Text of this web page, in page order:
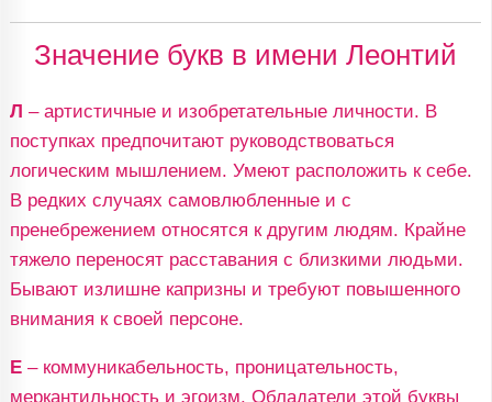
Значение букв в имени Леонтий
Л – артистичные и изобретательные личности. В
поступках предпочитают руководствоваться
логическим мышлением. Умеют расположить к себе.
В редких случаях самовлюбленные и с
пренебрежением относятся к другим людям. Крайне
тяжело переносят расставания с близкими людьми.
Бывают излишне капризны и требуют повышенного
внимания к своей персоне.
Е– коммуникабельность, проницательность,
меркантильность и эгоизм. Обладатели этой буквы